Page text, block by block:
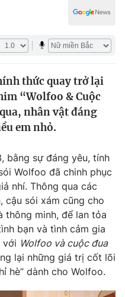
thức quay trở lại
“Wolfoo & Cuộc
nhân vật đáng
em nhỏ.
bằng sự đáng yêu, tính
Wolfoo đã chinh phục
nhí. Thông qua các
cậu sói xám cũng cho
thông minh, để lan tỏa
bạn và tình cảm gia
với Wolfoo và cuộc đua
lại những giá trị cốt lõi
hè” dành cho Wolfoo.